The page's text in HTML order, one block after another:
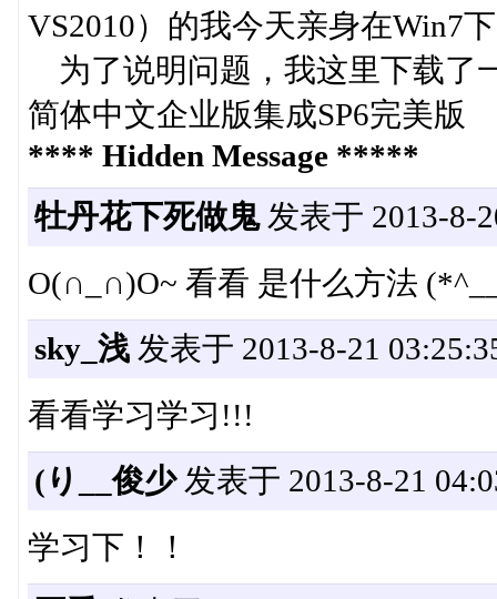
VS2010）的我今天亲身在Win7
为了说明问题，我这里下载了
简体中文企业版集成SP6完美版
**** Hidden Message *****
牡丹花下死做鬼发表于 2013-8-
O(∩_∩)O~ 看看 是什么方法
sky_浅发表于 2013-8-21
看看学习学习!!!
(り__俊少发表于 2013-8-21
学习下！！